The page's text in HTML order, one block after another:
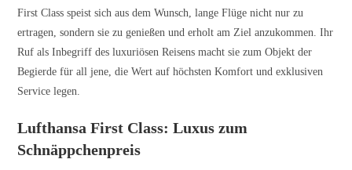
First Class speist sich aus dem Wunsch, lange Flüge nicht nur zu
ertragen, sondern sie zu genießen und erholt am Ziel anzukommen. Ihr
Ruf als Inbegriff des luxuriösen Reisens macht sie zum Objekt der
Begierde für all jene, die Wert auf höchsten Komfort und exklusiven
Service legen.
Lufthansa First Class: Luxus zum
Schnäppchenpreis